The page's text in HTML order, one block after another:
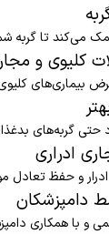
کند و از مشکلات کلیوی و ادراری
کلیوی و
گربه‌های
ادراری
و حفظ
دامپزشکان
و با همکاری